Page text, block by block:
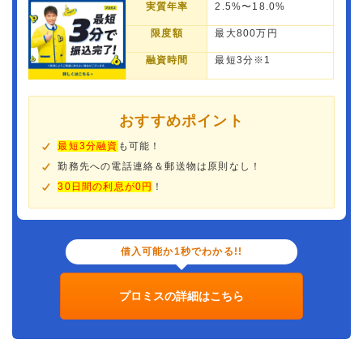
実質年率 2.5%〜18.0%
限度額 最大800万円
融資時間 最短3分※1
おすすめポイント
最短3分融資 も可能！
勤務先への電話連絡＆郵送物は原則なし！
30日間の利息が0円 ！
借入可能か1秒でわかる!!
プロミスの詳細はこちら